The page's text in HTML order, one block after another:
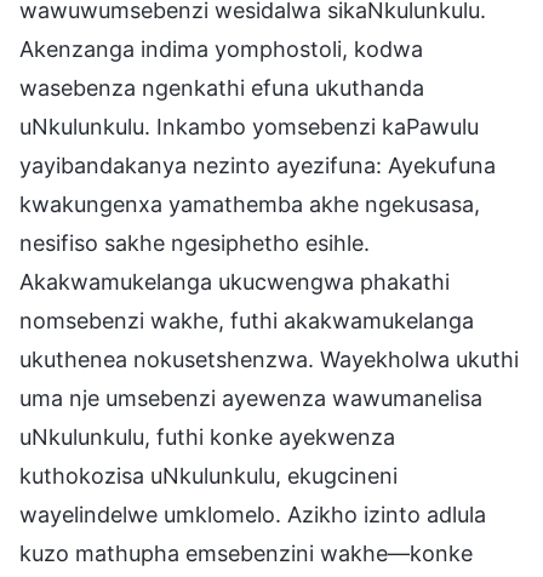
wawuwumsebenzi wesidalwa sikaNkulunkulu.
Akenzanga indima yomphostoli, kodwa
wasebenza ngenkathi efuna ukuthanda
uNkulunkulu. Inkambo yomsebenzi kaPawulu
yayibandakanya nezinto ayezifuna: Ayekufuna
kwakungenxa yamathemba akhe ngekusasa,
nesifiso sakhe ngesiphetho esihle.
Akakwamukelanga ukucwengwa phakathi
nomsebenzi wakhe, futhi akakwamukelanga
ukuthenea nokusetshenzwa. Wayekholwa ukuthi
uma nje umsebenzi ayewenza wawumanelisa
uNkulunkulu, futhi konke ayekwenza
kuthokozisa uNkulunkulu, ekugcineni
wayelindelwe umklomelo. Azikho izinto adlula
kuzo mathupha emsebenzini wakhe—konke